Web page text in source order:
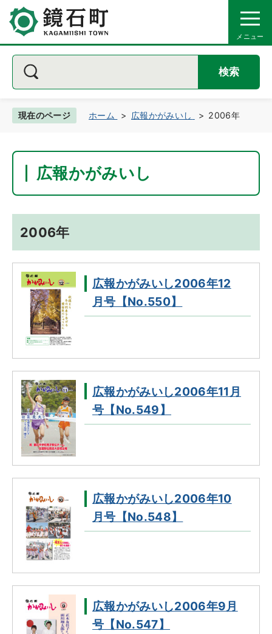
検索
現在のページ ホーム 広報かがみいし 2006年
広報かがみいし
2006年
広報かがみいし2006年12
月号【No.550】
広報かがみいし2006年11月
号【No.549】
広報かがみいし2006年10
月号【No.548】
広報かがみいし2006年9月
号【No.547】